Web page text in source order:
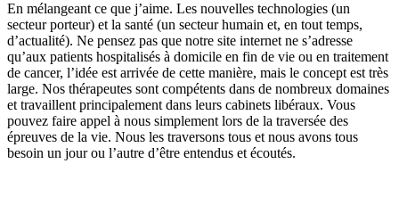
En mélangeant ce que j’aime. Les nouvelles technologies (un
secteur porteur) et la santé (un secteur humain et, en tout temps,
d’actualité). Ne pensez pas que notre site internet ne s’adresse
qu’aux patients hospitalisés à domicile en fin de vie ou en traitement
de cancer, l’idée est arrivée de cette manière, mais le concept est très
large. Nos thérapeutes sont compétents dans de nombreux domaines
et travaillent principalement dans leurs cabinets libéraux. Vous
pouvez faire appel à nous simplement lors de la traversée des
épreuves de la vie. Nous les traversons tous et nous avons tous
besoin un jour ou l’autre d’être entendus et écoutés.